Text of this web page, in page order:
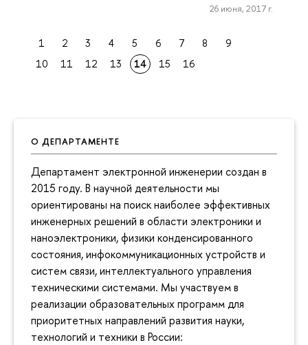
О ДЕПАРТАМЕНТЕ
Департамент электронной инженерии создан в
2015 году. В научной деятельности мы
ориентированы на поиск наиболее эффективных
инженерных решений в области электроники и
наноэлектроники, физики конденсированного
состояния, инфокоммуникационных устройств и
систем связи, интеллектуального управления
техническими системами. Мы участвуем в
реализации образовательных программ для
приоритетных направлений развития науки,
технологий и техники в России:
26 июня, 2017 г.
1 2 3 4 5 6 7 8
9
10
11 12 13 14 15 16